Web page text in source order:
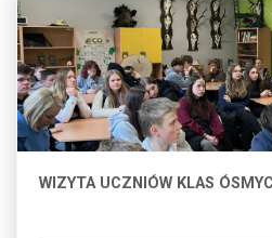
WIZYTA UCZNIÓW KLAS